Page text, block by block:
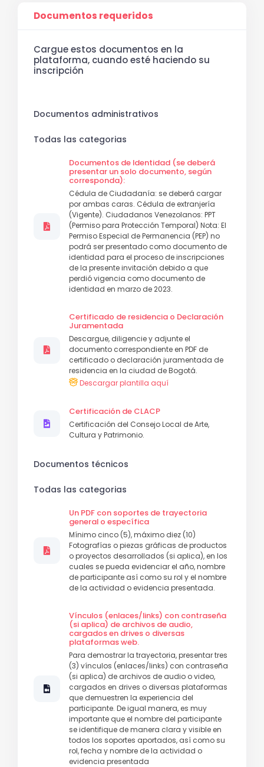
Documentos requeridos
Cargue estos documentos en la
plataforma, cuando esté haciendo su
inscripción
Documentos administrativos
Todas las categorias
Documentos de Identidad (se deberá
presentar un solo documento, según
corresponda):
Cédula de Ciudadanía: se deberá cargar
por ambas caras. Cédula de extranjería
(Vigente). Ciudadanos Venezolanos: PPT
(Permiso para Protección Temporal) Nota: El
Permiso Especial de Permanencia (PEP) no
podrá ser presentado como documento de
identidad para el proceso de inscripciones
de la presente invitación debido a que
perdió vigencia como documento de
identidad en marzo de 2023.
Certificado de residencia o Declaración
Juramentada
Descargue, diligencie y adjunte el
documento correspondiente en PDF de
certificado o declaración juramentada de
residencia en la ciudad de Bogotá.
Descargar plantilla aquí
Certificación de CLACP
Certificación del Consejo Local de Arte,
Cultura y Patrimonio.
Documentos técnicos
Todas las categorias
Un PDF con soportes de trayectoria
general o específica
Mínimo cinco (5), máximo diez (10)
Fotografías o piezas gráficas de productos
o proyectos desarrollados (si aplica), en los
cuales se pueda evidenciar el año, nombre
de participante así como su rol y el nombre
de la actividad o evidencia presentada.
Vínculos (enlaces/links) con contraseña
(si aplica) de archivos de audio,
cargados en drives o diversas
plataformas web.
Para demostrar la trayectoria, presentar tres
(3) vínculos (enlaces/links) con contraseña
(si aplica) de archivos de audio o video,
cargados en drives o diversas plataformas
que demuestren la experiencia del
participante. De igual manera, es muy
importante que el nombre del participante
se identifique de manera clara y visible en
todos los soportes aportados, así como su
rol, fecha y nombre de la actividad o
evidencia presentada